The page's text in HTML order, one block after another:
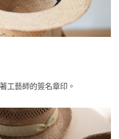
工藝師的簽名章印。